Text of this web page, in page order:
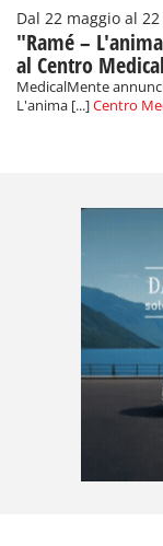
Dal 22 maggio al
"Ramé –
al Centro
MedicalMente
L'anima [...]Centro